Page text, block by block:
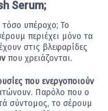
Serum;
υπέροχο; Το
περιέχει μόνο τα
στις βλεφαρίδες
που χρειάζονται.
που ενεργοποιούν
Παρόλο που ο
σύντομος, το σέρουμ